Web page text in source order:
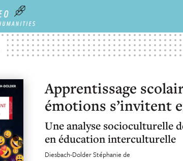
Apprentissage
émotions s’invitent
Une analyse socioculturelle
en éducation interculturelle
Diesbach-Dolder Stéphanie de